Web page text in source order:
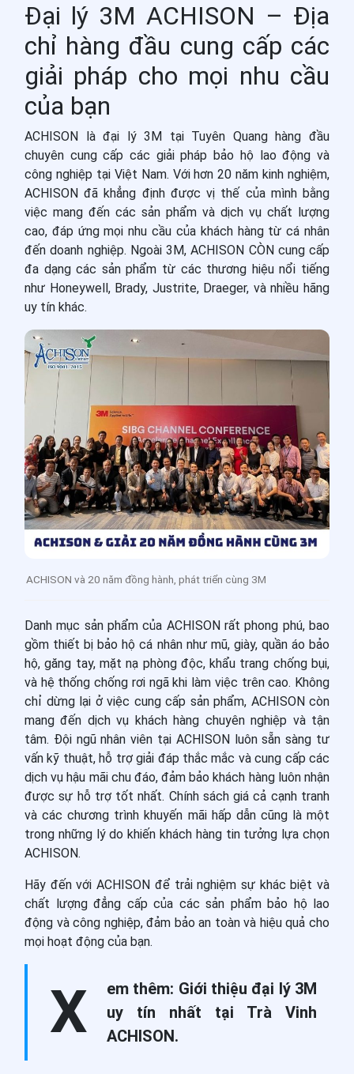
Đại lý 3M ACHISON – Địa
chỉ hàng đầu cung cấp các
giải pháp cho mọi nhu cầu
của bạn
ACHISON là đại lý 3M tại Tuyên Quang hàng đầu
chuyên cung cấp các giải pháp bảo hộ lao động và
công nghiệp tại Việt Nam. Với hơn 20 năm kinh nghiệm,
ACHISON đã khẳng định được vị thế của mình bằng
việc mang đến các sản phẩm và dịch vụ chất lượng
cao, đáp ứng mọi nhu cầu của khách hàng từ cá nhân
đến doanh nghiệp. Ngoài 3M, ACHISON CÒN cung cấp
đa dạng các sản phẩm từ các thương hiệu nổi tiếng
như Honeywell, Brady, Justrite, Draeger, và nhiều hãng
uy tín khác.
ACHISON và 20 năm đồng hành, phát triển cùng 3M
Danh mục sản phẩm của ACHISON rất phong phú, bao
gồm thiết bị bảo hộ cá nhân như mũ, giày, quần áo bảo
hộ, găng tay, mặt nạ phòng độc, khẩu trang chống bụi,
và hệ thống chống rơi ngã khi làm việc trên cao. Không
chỉ dừng lại ở việc cung cấp sản phẩm, ACHISON còn
mang đến dịch vụ khách hàng chuyên nghiệp và tận
tâm. Đội ngũ nhân viên tại ACHISON luôn sẵn sàng tư
vấn kỹ thuật, hỗ trợ giải đáp thắc mắc và cung cấp các
dịch vụ hậu mãi chu đáo, đảm bảo khách hàng luôn nhận
được sự hỗ trợ tốt nhất. Chính sách giá cả cạnh tranh
và các chương trình khuyến mãi hấp dẫn cũng là một
trong những lý do khiến khách hàng tin tưởng lựa chọn
ACHISON.
Hãy đến với ACHISON để trải nghiệm sự khác biệt và
chất lượng đẳng cấp của các sản phẩm bảo hộ lao
động và công nghiệp, đảm bảo an toàn và hiệu quả cho
mọi hoạt động của bạn.
X em thêm: Giới thiệu đại lý 3M
uy tín nhất tại Trà Vinh
ACHISON.